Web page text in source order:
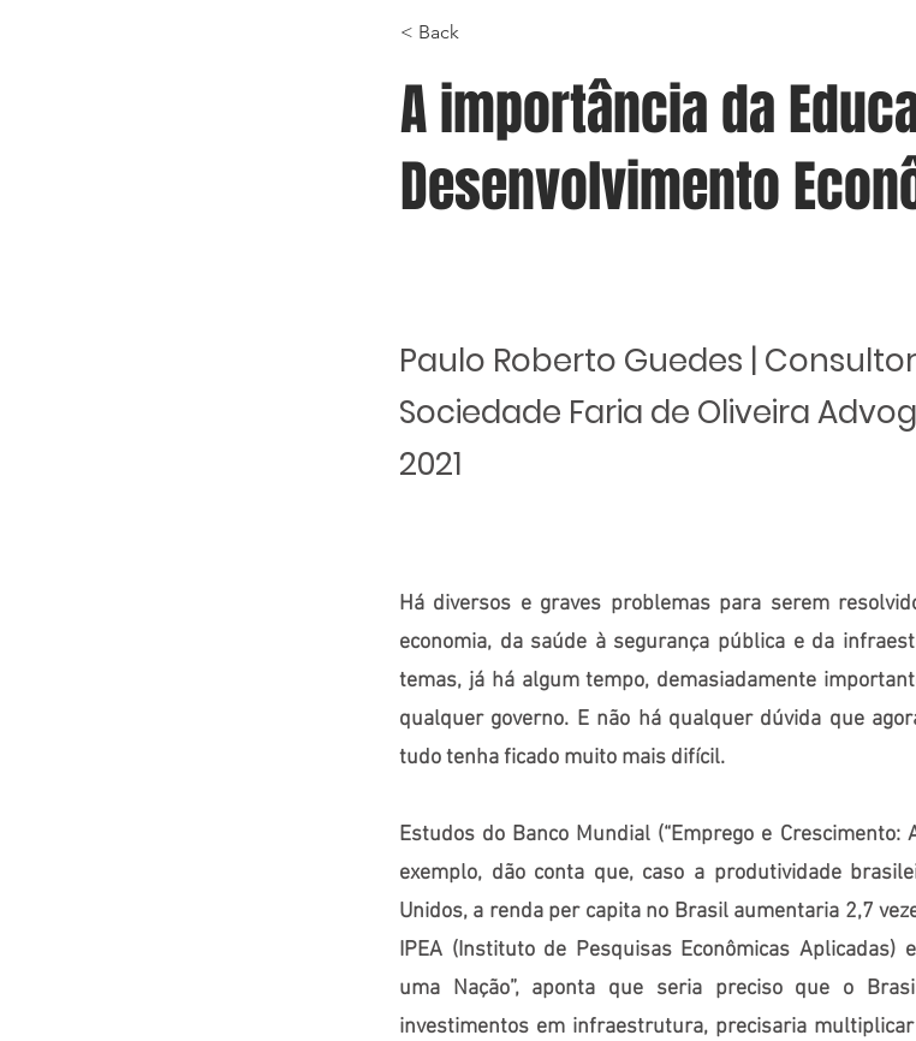
< Back
A importância da
Desenvolvimento
Paulo Roberto Guedes |
Sociedade Faria de Oliveira
2021
Há diversos e graves problemas para serem
economia, da saúde à segurança pública e da
temas, já há algum tempo, demasiadamente
qualquer governo. E não há qualquer dúvida que
tudo tenha ficado muito mais difícil.
Estudos do Banco Mundial (“Emprego e Crescimento:
exemplo, dão conta que, caso a produtividade
Unidos, a renda per capita no Brasil aumentaria 2,7
IPEA (Instituto de Pesquisas Econômicas Aplicadas)
uma Nação”, aponta que seria preciso que o
investimentos em infraestrutura, precisaria